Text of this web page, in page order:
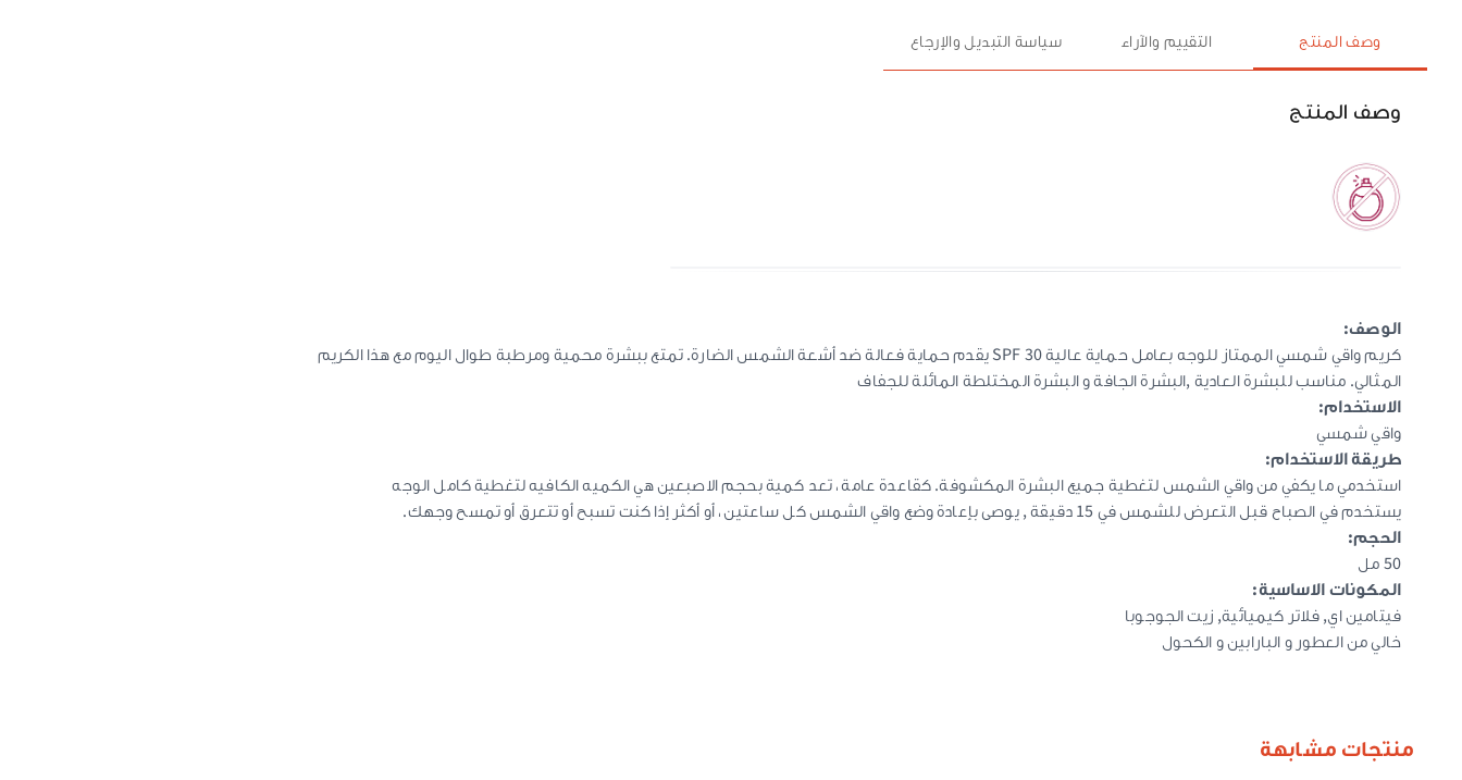
وصف المنتج التقييم والآراء سياسة التبديل والإرجاع
وصف المنتج
الوصف:
كريم واقي شمسي الممتاز للوجه بعامل حماية عالية SPF 30 يقدم حماية فعالة ضد أشعة الشمس الضارة. تمتع ببشرة محمية ومرطبة طوال اليوم مع هذا الكريم
المثالي. مناسب للبشرة العادية ,البشرةالجافة و البشرة المختلطة المائلة للجفاف
الاستخدام:
واقي شمسي
طريقة الاستخدام:
استخدمي ما يكفي من واقي الشمس لتغطية جميع البشرة المكشوفة. كقاعدة عامة ، تعد كمية بحجم الاصبعين هي الكميه الكافيه لتغطية كامل الوجه
يستخدم في الصباح قبل التعرض للشمس في 15 دقيقة , يوصى بإعادة وضع واقي الشمس كل ساعتين ، أو أكثر إذا كنت تسبح أو تتعرق أو تمسح وجهك.
الحجم:
50 مل
المكونات الاساسية:
فيتامين اي, فلاتر كيميائية, زيت الجوجوبا
خالي من العطور و البارابين و الكحول
منتجات مشابهة